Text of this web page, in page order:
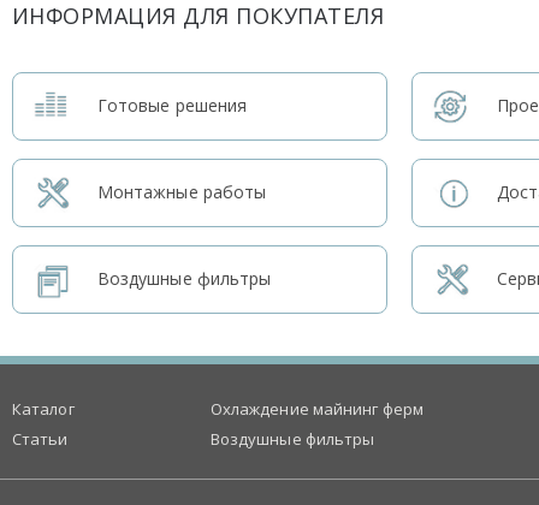
ИНФОРМАЦИЯ ДЛЯ ПОКУПАТЕЛЯ
Готовые решения
Монтажные работы
Воздушные фильтры
Каталог
Статьи
Охлаждение майнинг ферм
Воздушные фильтры